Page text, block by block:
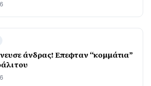
άνδρας! Επεφταν “κομμάτια”
του